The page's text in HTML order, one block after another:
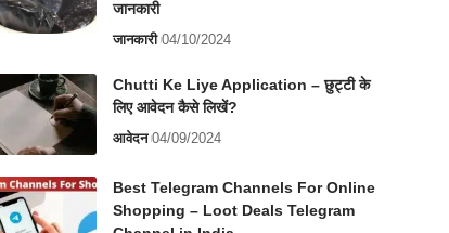
जानकारी
जानकारी 04/10/2024
Chutti Ke Liye Application – छुट्टी के
लिए आवेदन कैसे लिखें?
आवेदन 04/09/2024
Best Telegram Channels For Online
Shopping – Loot Deals Telegram